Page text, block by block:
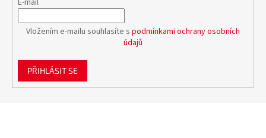
Vložením e-mailu souhlasíte s podmínkami ochrany osobních
údajů
PŘIHLÁSIT SE